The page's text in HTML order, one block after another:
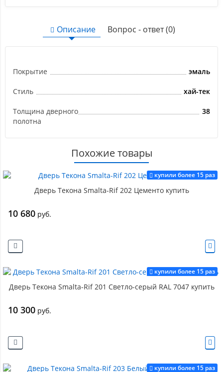
Описание Вопрос - ответ (0)
Покрытие эмаль
Стиль хай-тек
Толщина дверного
полотна
38
Похожие товары
купили более 15 раз
Дверь Текона Smalta-Rif 202 Цементо купить
10 680 руб.
купили более 15 раз
Дверь Текона Smalta-Rif 201 Светло-серый RAL 7047 купить
10 300 руб.
купили более 15 раз